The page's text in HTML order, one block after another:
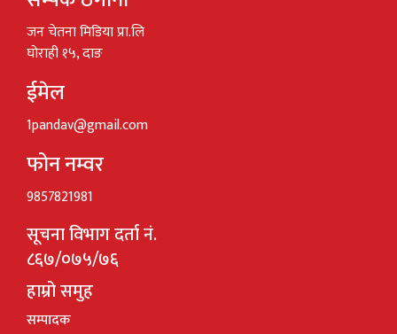
जन चेतना मिडिया प्रा.लि
घोराही १५, दाङ
ईमेल
1pandav@gmail.com
फोन नम्वर
9857821981
सूचना विभाग दर्ता नं.
८६७/०७५/७६
हाम्रो समुह
सम्पादक